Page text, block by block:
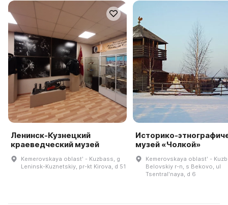
Ленинск-Кузнецкий
краеведческий музей
Kemerovskaya oblastʹ - Kuzbass, g
Leninsk-Kuznetskiy, pr-kt Kirova, d 51
Историко-
музей «Чолкой»
Kemerovskaya oblastʹ -
Belovskiy r-n, s Bekovo, ul
Tsentralʹnaya, d 6